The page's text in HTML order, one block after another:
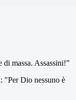
massa. Assassini!”
"Per Dio nessuno è